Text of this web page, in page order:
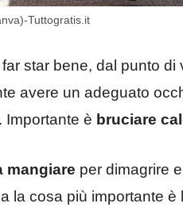
Tuttogratis.it
star bene, dal punto
avere un adeguato
Importante è bruciare
mangiare per dimagrire
la cosa più importante